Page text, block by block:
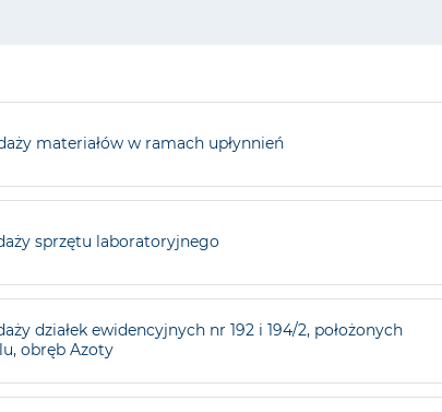
materiałów w ramach upłynnień
sprzętu laboratoryjnego
działek ewidencyjnych nr 192 i 194/2, położonych
obręb Azoty